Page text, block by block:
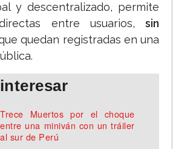
y descentralizado, permite
entre usuarios, sin
quedan registradas en una
Trece Muertos por el choque
entre una miniván con un tráiler
al sur de Perú